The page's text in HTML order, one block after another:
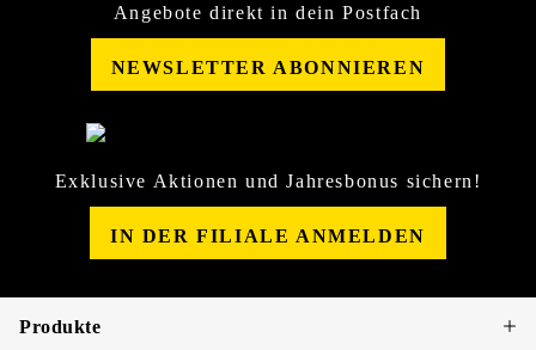
Angebote direkt in dein Postfach
NEWSLETTER ABONNIEREN
Exklusive Aktionen und Jahresbonus sichern!
IN DER FILIALE ANMELDEN
Produkte